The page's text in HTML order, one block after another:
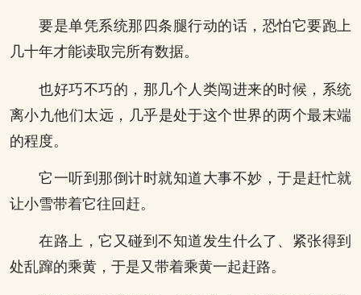
要是单凭系统那四条腿行动的话，恐怕它要跑上
几十年才能读取完所有数据。
也好巧不巧的，那几个人类闯进来的时候，系统
离小九他们太远，几乎是处于这个世界的两个最末端
的程度。
它一听到那倒计时就知道大事不妙，于是赶忙就
让小雪带着它往回赶。
在路上，它又碰到不知道发生什么了、紧张得到
处乱蹿的乘黄，于是又带着乘黄一起赶路。